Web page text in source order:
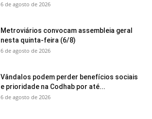
6 de agosto de 2026
Metroviários convocam assembleia geral
nesta quinta-feira (6/8)
6 de agosto de 2026
Vândalos podem perder benefícios sociais
e prioridade na Codhab por até...
6 de agosto de 2026